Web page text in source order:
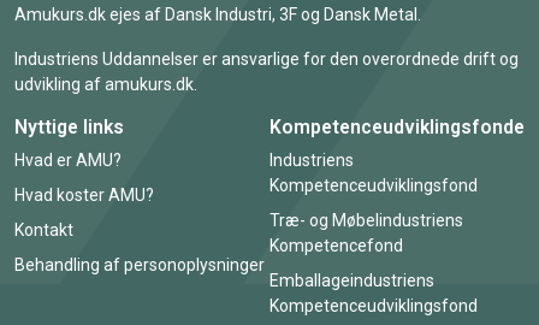
Amukurs.dk ejes af Dansk Industri, 3F og Dansk Metal.
Industriens Uddannelser er ansvarlige for den overordnede drift og
udvikling af amukurs.dk.
Nyttige links
Hvad er AMU?
Hvad koster AMU?
Kontakt
Behandling af personoplysninger
Kompetenceudviklingsfonde
Industriens
Kompetenceudviklingsfond
Træ- og Møbelindustriens
Kompetencefond
Emballageindustriens
Kompetenceudviklingsfond